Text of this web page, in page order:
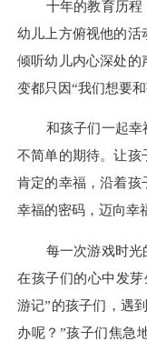
十年的教育历程
幼儿上方俯视他的活
倾听幼儿内心深处的
变都只因“我们想要
和孩子们一起幸
不简单的期待。让孩
肯定的幸福，沿着孩
幸福的密码，迈向幸
每一次游戏时光
在孩子们的心中发芽
游记”的孩子们，遇
办呢？”孩子们焦急